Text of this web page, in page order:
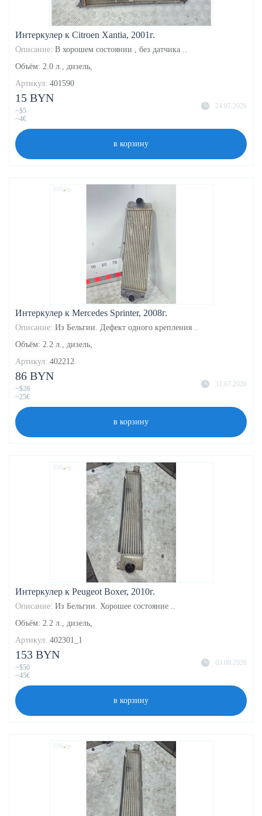
Интеркулер к Citroen Xantia, 2001г.
Описание: В хорошем состоянии , без датчика ..
Объём: 2.0 л., дизель,
Артикул: 401590
24.07.2026
15 BYN
~$5
~4€
в корзину
Интеркулер к Mercedes Sprinter, 2008г.
Описание: Из Бельгии. Дефект одного крепления ..
Объём: 2.2 л., дизель,
Артикул: 402212
31.07.2026
86 BYN
~$28
~25€
в корзину
Интеркулер к Peugeot Boxer, 2010г.
Описание: Из Бельгии. Хорошее состояние ..
Объём: 2.2 л., дизель,
Артикул: 402301_1
03.08.2026
153 BYN
~$50
~45€
в корзину